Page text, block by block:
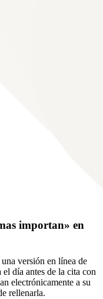
importan» en
versión en línea de
día antes de la cita con
electrónicamente a su
rellenarla.